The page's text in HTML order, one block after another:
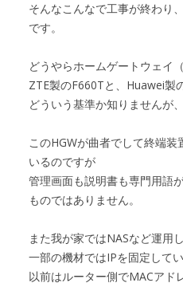
そんなこんなで工事が終わり
です。
どうやらホームゲートウェイ（
ZTE製のF660Tと、Huawei製
どういう基準か知りませんが
このHGWが曲者でして終端
いるのですが
管理画面も説明書も専門用語
ものではありません。
また我が家ではNASなど運用
一部の機材ではIPを固定して
以前はルーター側でMACアド